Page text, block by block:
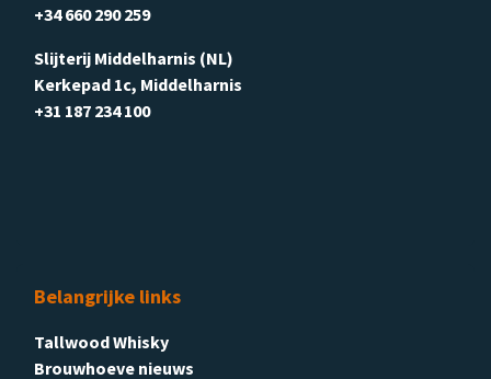
+34 660 290 259
Slijterij Middelharnis (NL)
Kerkepad 1c, Middelharnis
+31 187 234 100
Belangrijke links
Tallwood Whisky
Brouwhoeve nieuws